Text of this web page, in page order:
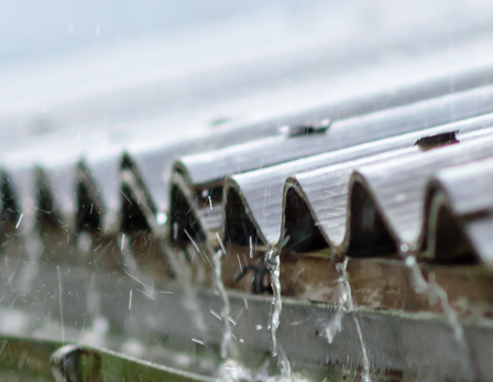
Une couverture essentielle qui protège votre logement et vos
biens en cas de feu, fumée, explosion ou court-circuit.
DÉGÂTS DES EAUX
Prise en charge des infiltrations, ruptures de canalisation,
fuites, engorgements, débordements… une garantie
indispensable dans toute assurance habitation.
ÉVÉNEMENTS CLIMATIQUES &
CATASTROPHES NATURELLES
Grêle, tempête, inondation, neige sur toiture… votre